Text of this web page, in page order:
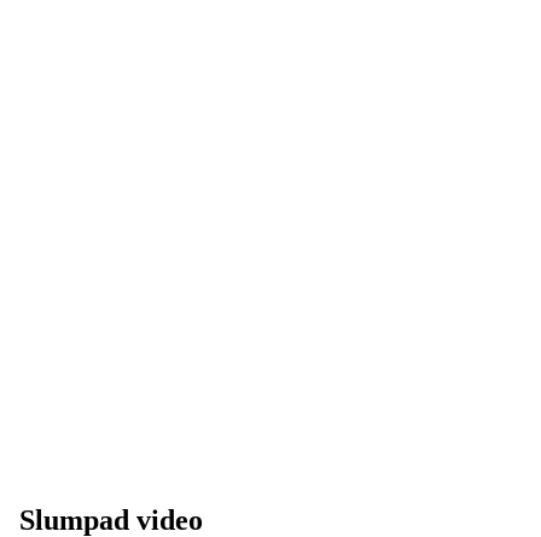
Slumpad video